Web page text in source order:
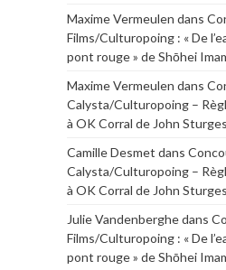
Maxime Vermeulen dans
Films/Culturopoing : « De
pont rouge » de Shōhei
Maxime Vermeulen dans
Calysta/Culturopoing –
à OK Corral de John Sturges
Camille Desmet dans
Calysta/Culturopoing –
à OK Corral de John Sturges
Julie Vandenberghedans
Films/Culturopoing : « De
pont rouge » de Shōhei